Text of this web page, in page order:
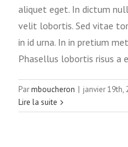
aliquet eget. In dictum
velit lobortis. Sed vitae
in id urna. In in pretium
Phasellus lobortis risus a
Parmboucheron | janvier 19th,
Lire la suite